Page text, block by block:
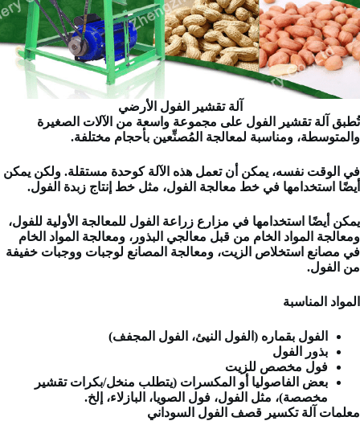
آلة تقشير الفول الأرضي
تُطبق آلة تقشير الفول على مجموعة واسعة من الآلات الصغيرة
والمتوسطة، ومناسبة لمعالجة المُصنِّعين بأحجام مختلفة.
في الوقت نفسه، يمكن أن تعمل هذه الآلة كوحدة مستقلة. ولكن يمكن
أيضًا استخدامها في خط معالجة الفول، مثل خط إنتاج زبدة الفول.
يمكن أيضًا استخدامها في مزارع زراعة الفول للمعالجة الأولية للفول،
ومعالجة المواد الخام من قبل معالجي البذور، ومعالجة المواد الخام
في مصانع استخلاص الزيت، ومعالجة المصانع لوجبات ووجبات خفيفة
من الفول.
المواد المناسبة
الفول بقماره (الفول النيئ، الفول المجفف)
بذور الفول
فول مخصص للزيت
بعض الفاصوليا أو المكسرات (يتطلب منخل/بكرات تقشير
مخصصة)، مثل الفول، فول الصويا، البازلاء، إلخ.
معلمات آلة تكسير قصف الفول السوداني